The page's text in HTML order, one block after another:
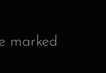
marked